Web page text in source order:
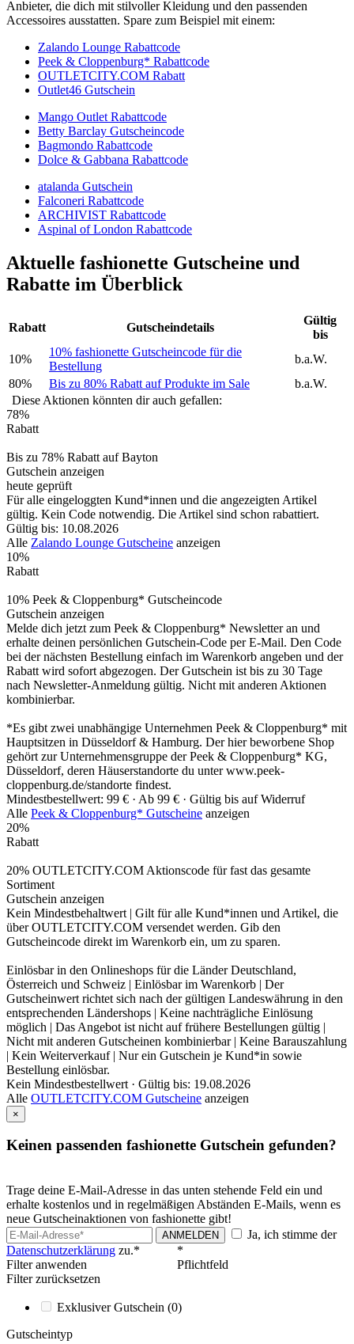
Anbieter, die dich mit stilvoller Kleidung und den passenden
Accessoires ausstatten. Spare zum Beispiel mit einem:
Zalando Lounge Rabattcode
Peek & Cloppenburg* Rabattcode
OUTLETCITY.COM Rabatt
Outlet46 Gutschein
Mango Outlet Rabattcode
Betty Barclay Gutscheincode
Bagmondo Rabattcode
Dolce & Gabbana Rabattcode
atalanda Gutschein
Falconeri Rabattcode
ARCHIVIST Rabattcode
Aspinal of London Rabattcode
Aktuelle fashionette Gutscheine und
Rabatte im Überblick
Rabatt Gutscheindetails
Gültig
bis
10%
10% fashionette Gutscheincode für die
Bestellung
b.a.W.
80%
Bis zu 80% Rabatt auf Produkte im Sale
b.a.W.
Diese Aktionen könnten dir auch gefallen:
78%
Rabatt
Bis zu 78% Rabatt auf Bayton
Gutschein anzeigen
heute geprüft
Für alle eingeloggten Kund*innen und die angezeigten Artikel
gültig. Kein Code notwendig. Die Artikel sind schon rabattiert.
Gültig bis: 10.08.2026
Alle Zalando Lounge Gutscheine anzeigen
10%
Rabatt
10% Peek & Cloppenburg* Gutscheincode
Gutschein anzeigen
Melde dich jetzt zum Peek & Cloppenburg* Newsletter an und
erhalte deinen persönlichen Gutschein-Code per E-Mail. Den Code
bei der nächsten Bestellung einfach im Warenkorb angeben und der
Rabatt wird sofort abgezogen. Der Gutschein ist bis zu 30 Tage
nach Newsletter-Anmeldung gültig. Nicht mit anderen Aktionen
kombinierbar.
*Es gibt zwei unabhängige Unternehmen Peek & Cloppenburg* mit
Hauptsitzen in Düsseldorf & Hamburg. Der hier beworbene Shop
gehört zur Unternehmensgruppe der Peek & Cloppenburg* KG,
Düsseldorf, deren Häuserstandorte du unter www.peek-
cloppenburg.de/standorte findest.
Mindestbestellwert: 99 € · Ab 99 € · Gültig bis auf Widerruf
Alle Peek & Cloppenburg* Gutscheine anzeigen
20%
Rabatt
20% OUTLETCITY.COM Aktionscode für fast das gesamte
Sortiment
Gutschein anzeigen
Kein Mindestbehaltwert | Gilt für alle Kund*innen und Artikel, die
über OUTLETCITY.COM versendet werden. Gib den
Gutscheincode direkt im Warenkorb ein, um zu sparen.
Einlösbar in den Onlineshops für die Länder Deutschland,
Österreich und Schweiz | Einlösbar im Warenkorb | Der
Gutscheinwert richtet sich nach der gültigen Landeswährung in den
entsprechenden Ländershops | Keine nachträgliche Einlösung
möglich | Das Angebot ist nicht auf frühere Bestellungen gültig |
Nicht mit anderen Gutscheinen kombinierbar | Keine Barauszahlung
| Kein Weiterverkauf | Nur ein Gutschein je Kund*in sowie
Bestellung einlösbar.
Kein Mindestbestellwert · Gültig bis: 19.08.2026
Alle OUTLETCITY.COM Gutscheine anzeigen
×
Keinen passenden fashionette Gutschein gefunden?
Trage deine E-Mail-Adresse in das unten stehende Feld ein und
erhalte kostenlos und in regelmäßigen Abständen E-Mails, wenn es
neue Gutscheinaktionen von fashionette gibt!
ANMELDEN
Ja, ich stimme der
Datenschutzerklärung zu.*
*
Pflichtfeld
Filter anwenden
Filter zurücksetzen
Exklusiver Gutschein (0)
Gutscheintyp